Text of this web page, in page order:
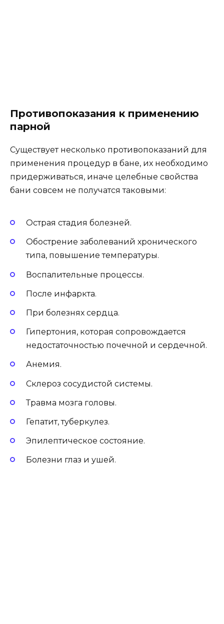
Противопоказания к применению
парной
Существует несколько противопоказаний для
применения процедур в бане, их необходимо
придерживаться, иначе целебные свойства
бани совсем не получатся таковыми:
Острая стадия болезней.
Обострение заболеваний хронического
типа, повышение температуры.
Воспалительные процессы.
После инфаркта.
При болезнях сердца.
Гипертония, которая сопровождается
недостаточностью почечной и сердечной.
Анемия.
Склероз сосудистой системы.
Травма мозга головы.
Гепатит, туберкулез.
Эпилептическое состояние.
Болезни глаз и ушей.